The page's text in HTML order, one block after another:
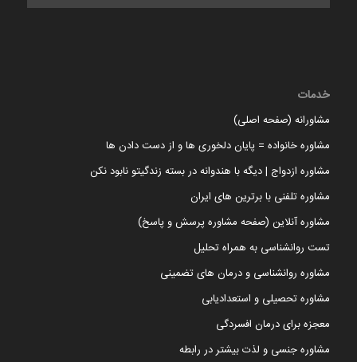
خدمات
مشاورانه (صفحه اصلی)
مشاوره خانواده = پایان دلخوری ها و از دست دادن ها
مشاوره ازدواج | دیگه با هندوانه در بسته زندگیتو نابود نکن
مشاوره تلفنی با برترین های ایران
مشاوره آنلاین (صفحه مشاوره پرسش و پاسخ)
تست روانشناسی به همراه تحلیل
مشاوره روانشناسی و درمان های تضمینی
مشاوره تحصیلی و استعدادیابی
معجزه برای درمان افسردگی
مشاوره جنسی و لذت بیشتر در رابطه